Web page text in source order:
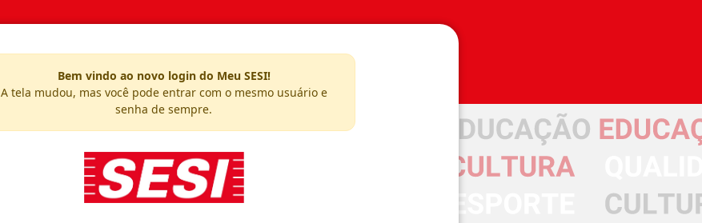
Bem vindo ao novo login do Meu SESI!
A tela mudou, mas você pode entrar com o mesmo usuário e
senha de sempre.